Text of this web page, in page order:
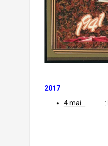
2017
4 mai
: